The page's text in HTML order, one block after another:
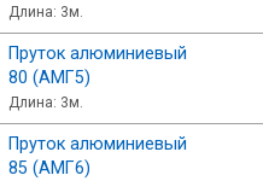
Длина: 3м.
Пруток алюминиевый
80 (АМГ5)
Длина: 3м.
Пруток алюминиевый
85 (АМГ6)